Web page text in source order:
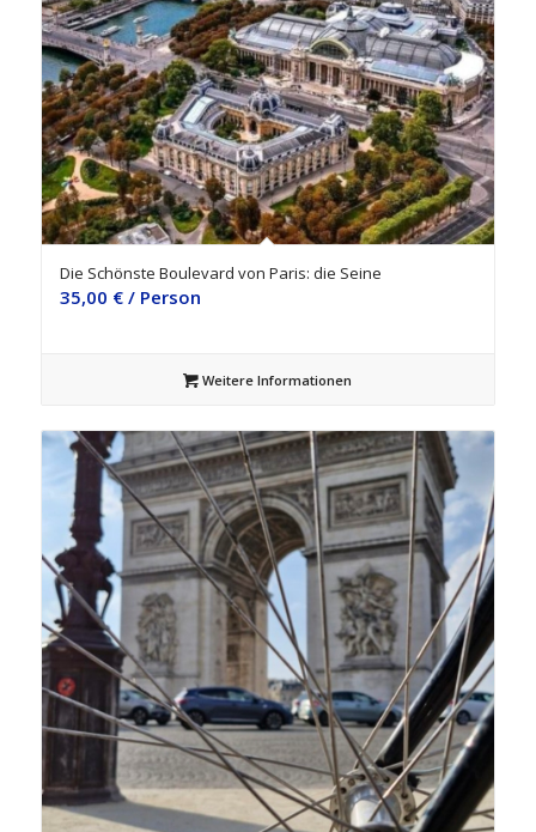
Die Schönste Boulevard von Paris: die Seine
35,00 €/ Person
Weitere Informationen